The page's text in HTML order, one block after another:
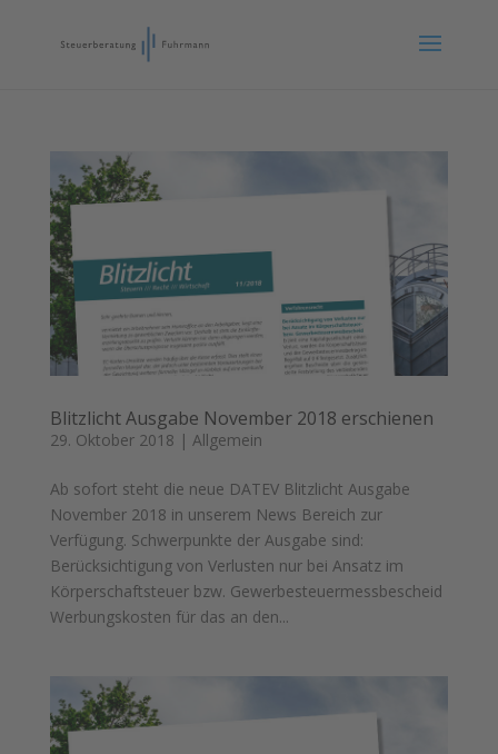
Blitzlicht Ausgabe November 2018 erschienen
29. Oktober 2018 | Allgemein
Ab sofort steht die neue DATEV Blitzlicht Ausgabe
November 2018 in unserem News Bereich zur
Verfügung. Schwerpunkte der Ausgabe sind:
Berücksichtigung von Verlusten nur bei Ansatz im
Körperschaftsteuer bzw. Gewerbesteuermessbescheid
Werbungskosten für das an den...